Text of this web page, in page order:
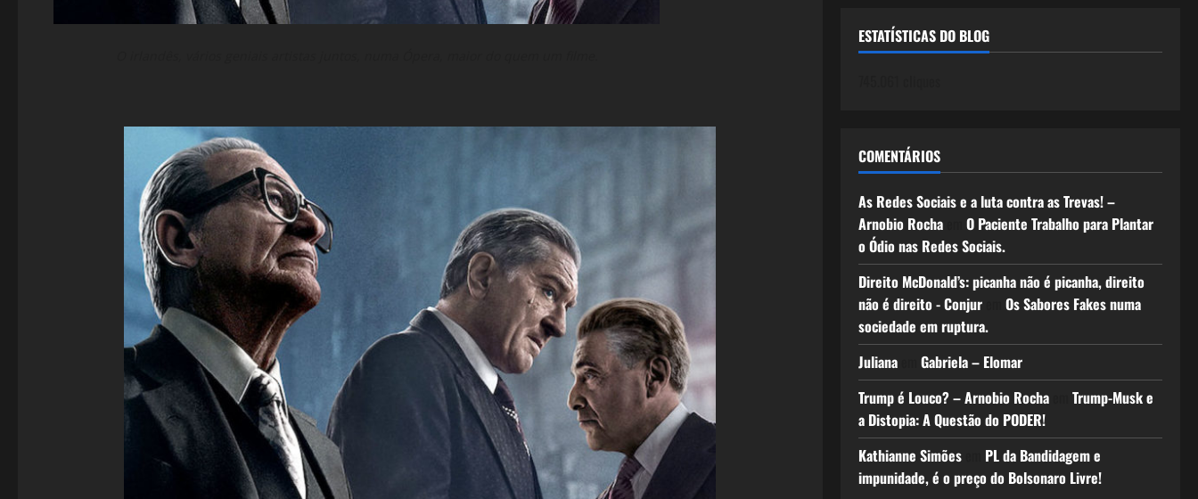
ESTATÍSTICAS DO BLOG
COMENTÁRIOS
As Redes Sociais e a luta contra as Trevas! –
Arnobio Rochaem O Paciente Trabalho para Plantar
o Ódio nas Redes Sociais.
Direito McDonald’s: picanha não é picanha, direito
não é direito - Conjurem Os Sabores Fakes numa
sociedade em ruptura.
Julianaem Gabriela – Elomar
Trump é Louco? – Arnobio Rochaem Trump-Musk e
a Distopia: A Questão do PODER!
Kathianne Simõesem PL da Bandidagem e
impunidade, é o preço do Bolsonaro Livre!